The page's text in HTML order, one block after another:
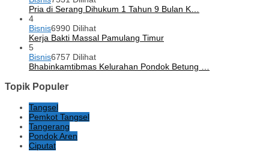
Pria di Serang Dihukum 1 Tahun 9 Bulan K…
4
Bisnis6990 Dilihat
Kerja Bakti Massal Pamulang Timur
5
Bisnis6757 Dilihat
Bhabinkamtibmas Kelurahan Pondok Betung …
Topik Populer
Tangsel
Pemkot Tangsel
Tangerang
Pondok Aren
Ciputat